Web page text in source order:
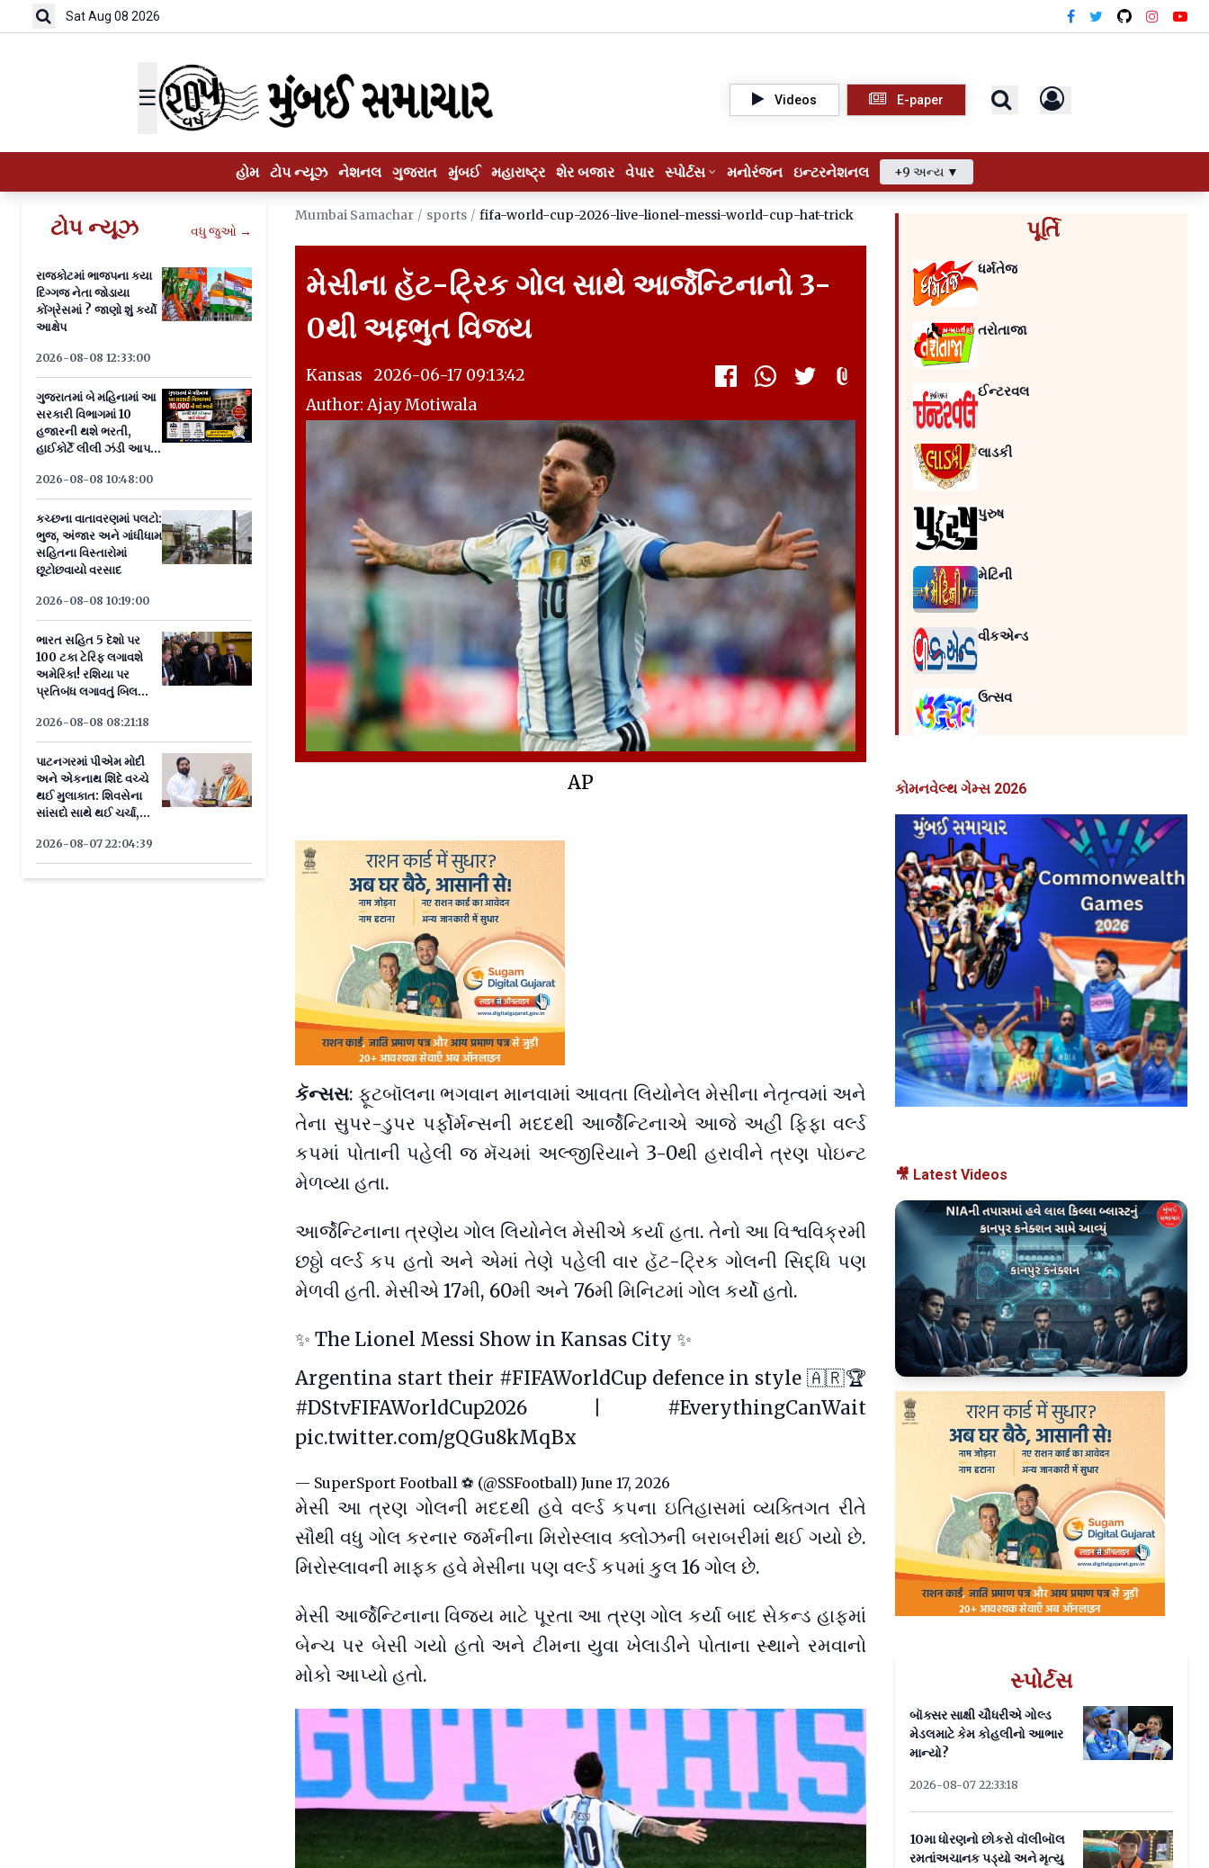
Sat Aug 08 2026
☰ Videos E-paper
હોમ ટોપ ન્યૂઝ નેશનલ ગુજરાત મુંબઈ મહારાષ્ટ્ર શેર બજાર વેપાર સ્પોર્ટસ મનોરંજન ઇન્ટરનેશનલ +9 અન્ય ▼
ટોપ ન્યૂઝ વધુ જુઓ →
રાજકોટમાં ભાજપના કયા
દિગ્ગજ નેતા જોડાયા
કોંગ્રેસમાં ? જાણો શું કર્યો
આક્ષેપ
2026-08-08 12:33:00
ગુજરાતમાં બે મહિનામાં આ
સરકારી વિભાગમાં 10
હજારની થશે ભરતી,
હાઈકોર્ટે લીલી ઝંડી આપતાં
2026-08-08 10:48:00
કચ્છના વાતાવરણમાં પલટો:
ભુજ, અંજાર અને ગાંધીધામ
સહિતના વિસ્તારોમાં
છૂટોછવાયો વરસાદ
2026-08-08 10:19:00
ભારત સહિત 5 દેશો પર
100 ટકા ટેરિફ લગાવશે
અમેરિકા! રશિયા પર
પ્રતિબંધ લગાવતું બિલ
2026-08-08 08:21:18
પાટનગરમાં પીએમ મોદી
અને એકનાથ શિંદે વચ્ચે
થઈ મુલાકાત: શિવસેના
સાંસદો સાથે થઈ ચર્ચા,
2026-08-07 22:04:39
Mumbai Samachar / sports / fifa-world-cup-2026-live-lionel-messi-world-cup-hat-trick
મેસીના હૅટ-ટ્રિક ગોલ સાથે આર્જેન્ટિનાનો 3-
0થી અદ્દભુત વિજય
Kansas 2026-06-17 09:13:42
Author: Ajay Motiwala
AP
કૅન્સસ: ફૂટબૉલના ભગવાન માનવામાં આવતા લિયોનેલ મેસીના નેતૃત્વમાં અને
તેના સુપર-ડુપર પર્ફોર્મન્સની મદદથી આર્જેન્ટિનાએ આજે અહીં ફિફા વર્લ્ડ
કપમાં પોતાની પહેલી જ મૅચમાં અલ્જીરિયાને 3-0થી હરાવીને ત્રણ પોઇન્ટ
મેળવ્યા હતા.
આર્જેન્ટિનાના ત્રણેય ગોલ લિયોનેલ મેસીએ કર્યા હતા. તેનો આ વિશ્વવિક્રમી
છઠ્ઠો વર્લ્ડ કપ હતો અને એમાં તેણે પહેલી વાર હૅટ-ટ્રિક ગોલની સિદ્ધિ પણ
મેળવી હતી. મેસીએ 17મી, 60મી અને 76મી મિનિટમાં ગોલ કર્યો હતો.
✨ The Lionel Messi Show in Kansas City ✨
Argentina start their #FIFAWorldCupdefence in style 🇦🇷🏆
#DStvFIFAWorldCup2026
#EverythingCanWait
pic.twitter.com/gQGu8kMqBx
— SuperSport Football ⚽️ (@SSFootball) June 17, 2026
મેસી આ ત્રણ ગોલની મદદથી હવે વર્લ્ડ કપના ઇતિહાસમાં વ્યક્તિગત રીતે
સૌથી વધુ ગોલ કરનાર જર્મનીના મિરોસ્લાવ ક્લોઝની બરાબરીમાં થઈ ગયો છે.
મિરોસ્લાવની માફક હવે મેસીના પણ વર્લ્ડ કપમાં કુલ 16 ગોલ છે.
મેસી આર્જેન્ટિનાના વિજય માટે પૂરતા આ ત્રણ ગોલ કર્યા બાદ સેકન્ડ હાફમાં
બેન્ચ પર બેસી ગયો હતો અને ટીમના યુવા ખેલાડીને પોતાના સ્થાને રમવાનો
મોકો આપ્યો હતો.
પૂર્તિ
ધર્મતેજ
તરોતાજા
ઈન્ટરવલ
લાડકી
પુરુષ
મેટિની
વીકએન્ડ
ઉત્સવ
કોમનવેલ્થ ગેમ્સ 2026
🎥 Latest Videos
▶
સ્પોર્ટસ
બૉક્સર સાક્ષી ચૌધરીએ ગોલ્ડ
મેડલમાટે કેમ કોહલીનો આભાર
માન્યો?
2026-08-07 22:33:18
10મા ધોરણનો છોકરો વૉલીબૉલ
રમતાંઅચાનક પડ્યો અને મૃત્યુ